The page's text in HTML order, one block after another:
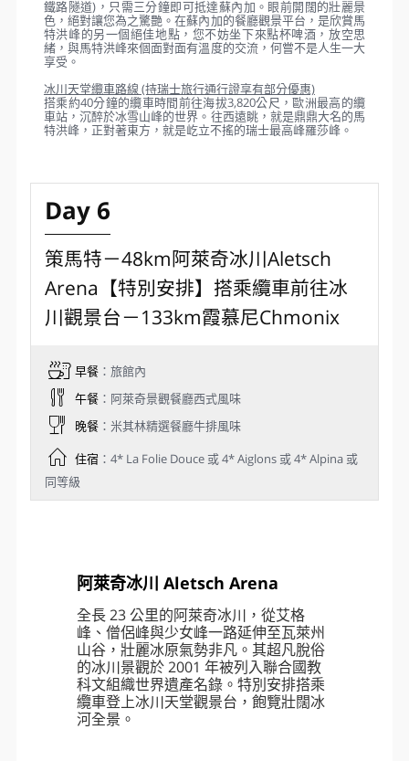
到十月中旬。
午後自由活動推薦行程
馬特洪峰博物館 (持瑞士旅行通行證免費參觀)
位於策馬特市政廣場下的博物館，展覽主題涵蓋了馬特洪峰的
地質行程、登山歷史、當地居名的文化和生活以及和馬特洪峰
有關的各種故事和傳說。
鐵路隧道)，只需三分鐘即可抵達蘇內加。眼前開闊的壯麗景
色，絕對讓您為之驚艷。在蘇內加的餐廳觀景平台，是欣賞馬
特洪峰的另一個絕佳地點，您不妨坐下來點杯啤酒，放空思
緒，與馬特洪峰來個面對面有溫度的交流，何嘗不是人生一大
冰川天堂纜車路線 (持瑞士旅行通行證享有部分優惠)
搭乘約40分鐘的纜車時間前往海拔3,820公尺，歐洲最高的纜
車站，沉醉於冰雪山峰的世界。往西遠眺，就是鼎鼎大名的馬
特洪峰，正對著東方，就是屹立不搖的瑞士最高峰羅莎峰。
Day 6
策馬特－48km阿萊奇冰川Aletsch
Arena【特別安排】搭乘纜車前往冰
川觀景台－133km霞慕尼Chmonix
午餐：阿萊奇景觀餐廳西式風味
晚餐：米其林精選餐廳牛排風味
住宿：4* La Folie Douce 或 4* Aiglons 或 4* Alpina 或
同等級